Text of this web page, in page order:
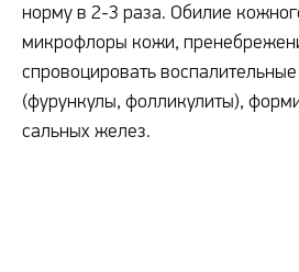
норму в 2-3 раза. Обилие
микрофлоры кожи,
спровоцировать
(фурункулы, фолликулиты),
сальных желез.